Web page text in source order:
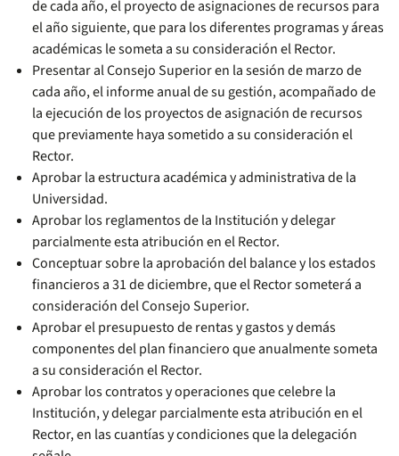
de cada año, el proyecto de asignaciones de recursos para
el año siguiente, que para los diferentes programas y áreas
académicas le someta a su consideración el Rector.
Presentar al Consejo Superior en la sesión de marzo de
cada año, el informe anual de su gestión, acompañado de
la ejecución de los proyectos de asignación de recursos
que previamente haya sometido a su consideración el
Rector.
Aprobar la estructura académica y administrativa de la
Universidad.
Aprobar los reglamentos de la Institución y delegar
parcialmente esta atribución en el Rector.
Conceptuar sobre la aprobación del balance y los estados
financieros a 31 de diciembre, que el Rector someterá a
consideración del Consejo Superior.
Aprobar el presupuesto de rentas y gastos y demás
componentes del plan financiero que anualmente someta
a su consideración el Rector.
Aprobar los contratos y operaciones que celebre la
Institución, y delegar parcialmente esta atribución en el
Rector, en las cuantías y condiciones que la delegación